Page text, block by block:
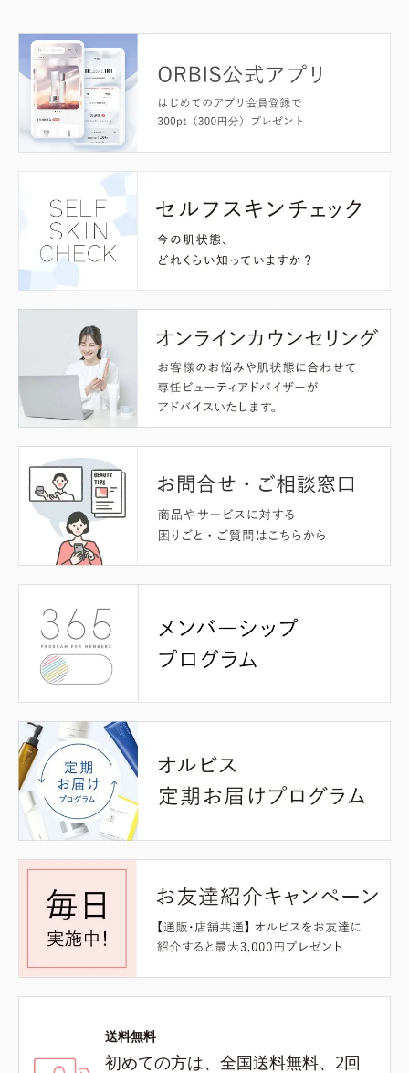
送料無料
初めての方は、全国送料無料、2回